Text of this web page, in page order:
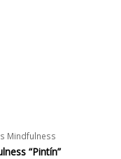
Mindfulness
“Pintín”